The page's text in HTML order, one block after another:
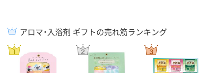
アロマ・入浴剤 ギフトの売れ筋ランキング